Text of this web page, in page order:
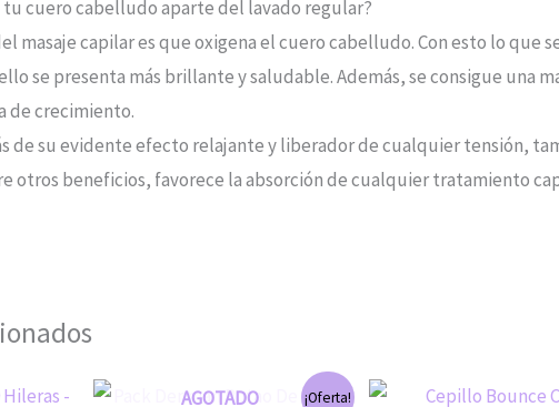
tu cuero cabelludo aparte del lavado regular?
masaje capilar es que oxigena el cuero cabelludo. Con esto lo que
se presenta más brillante y saludable. Además, se consigue una
de crecimiento.
de su evidente efecto relajante y liberador de cualquier tensión,
otros beneficios, favorece la absorción de cualquier tratamiento
¡Oferta!
AGOTADO
El